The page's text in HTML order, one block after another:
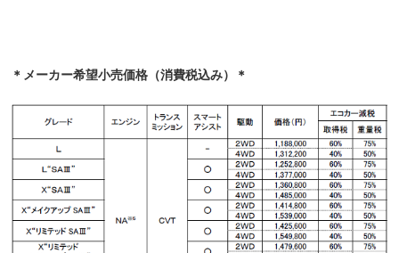
＊メーカー希望小売価格（消費税込み）＊